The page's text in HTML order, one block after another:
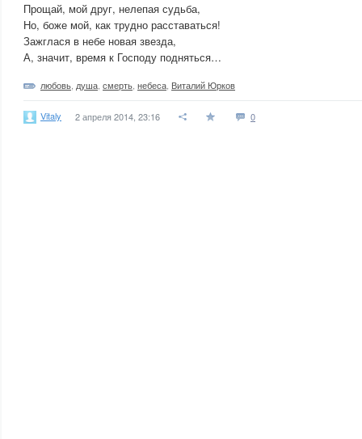
Прощай, мой друг, нелепая судьба,
Но, боже мой, как трудно расставаться!
Зажглася в небе новая звезда,
А, значит, время к Господу подняться…
любовь душа смерть небеса Виталий Юрков
Vitaly 2 апреля 2014, 23:16 0